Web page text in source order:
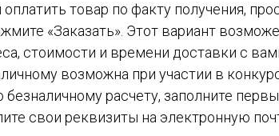
товар по факту получения,
«Заказать». Этот вариант
стоимости и времени доставки с
возможна при участии в
расчету, заполните
свои реквизиты на электронную